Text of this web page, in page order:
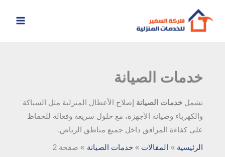
المحتوى
خدمات الصيانة
تشمل خدمات الصيانة إصلاح الأعطال المنزلية مثل السباكة
والكهرباء وصيانة الأجهزة، مع حلول سريعة وفعالة للحفاظ
على كفاءة المرافق داخل جميع مناطق الرياض.
الرئيسية المقالات خدمات الصيانة صفحة 2